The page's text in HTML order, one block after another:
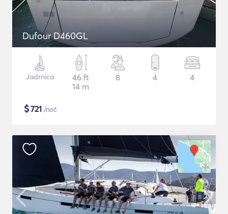
Dufour D460GL
Jadrnica
46 ft
14 m
8 4 4
$721 /noč